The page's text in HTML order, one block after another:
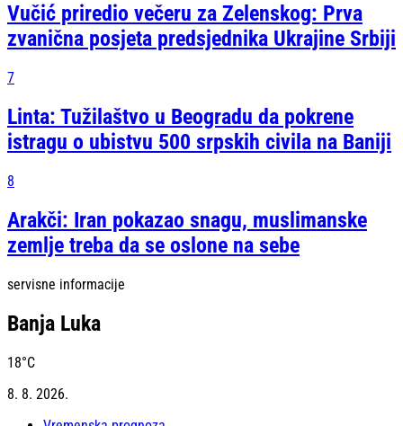
Vučić priredio večeru za Zelenskog: Prva
zvanična posjeta predsjednika Ukrajine Srbiji
7
Linta: Tužilaštvo u Beogradu da pokrene
istragu o ubistvu 500 srpskih civila na Baniji
8
Arakči: Iran pokazao snagu, muslimanske
zemlje treba da se oslone na sebe
servisne informacije
Banja Luka
18°C
8. 8. 2026.